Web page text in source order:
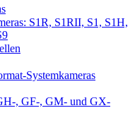
S1R, S1RII, S1, S1H,
Systemkameras
, GF-, GM- und GX-